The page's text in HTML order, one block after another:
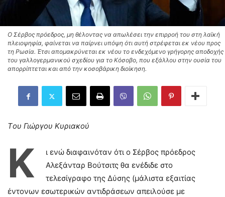
Ο Σέρβος πρόεδρος, μη θέλοντας να απωλέσει την επιρροή του στη λαϊκή
πλειοψηφία, φαίνεται να παίρνει υπόψη ότι αυτή στρέφεται εκ νέου προς
τη Ρωσία. Έτσι απομακρύνεται εκ νέου το ενδεχόμενο γρήγορης αποδοχής
του γαλλογερμανικού σχεδίου για το Κόσοβο, που εξάλλου στην ουσία του
απορρίπτεται και από την κοσοβάρικη διοίκηση.
Tου Γιώργου Κυριακού
Κ
ι ενώ διαφαινόταν ότι ο Σέρβος πρόεδρος
Αλεξάνταρ Βούτσιτς θα ενέδιδε στο
τελεσίγραφο της Δύσης (μάλιστα εξαιτίας
έντονων εσωτερικών αντιδράσεων απειλούσε με